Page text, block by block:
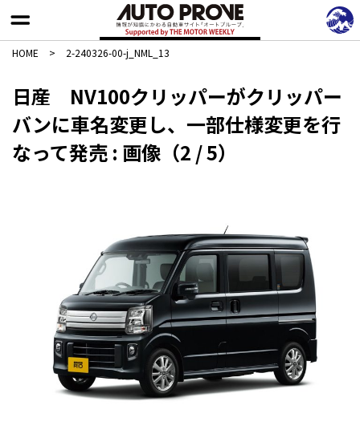
HOME > 2-240326-00-j_NML_13
日産 NV100クリッパーがクリッパー
バンに車名変更し、一部仕様変更を行
なって発売 : 画像（2 / 5）